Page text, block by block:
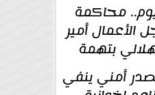
محاكمة
الأعمال أمير
بتهمة
الأموال
أمني ينفي